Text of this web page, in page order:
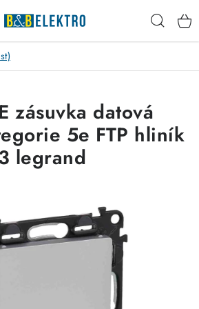
zboží
zásuvka datová
5e FTP hliník
legrand